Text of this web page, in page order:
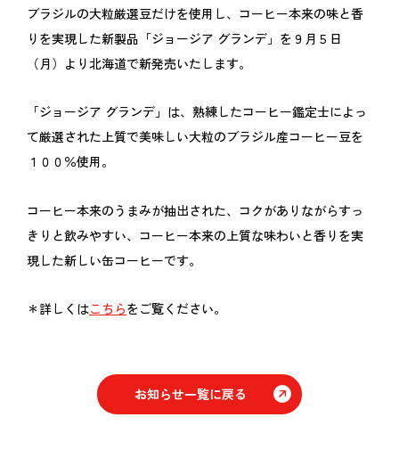
ブラジルの大粒厳選豆だけを使用し、コーヒー本来の味と香
りを実現した新製品「ジョージア グランデ」を９月５日
（月）より北海道で新発売いたします。
「ジョージア グランデ」は、熟練したコーヒー鑑定士によっ
て厳選された上質で美味しい大粒のブラジル産コーヒー豆を
１００％使用。
コーヒー本来のうまみが抽出された、コクがありながらすっ
きりと飲みやすい、コーヒー本来の上質な味わいと香りを実
現した新しい缶コーヒーです。
＊詳しくはこちらをご覧ください。
お知らせ一覧に戻る